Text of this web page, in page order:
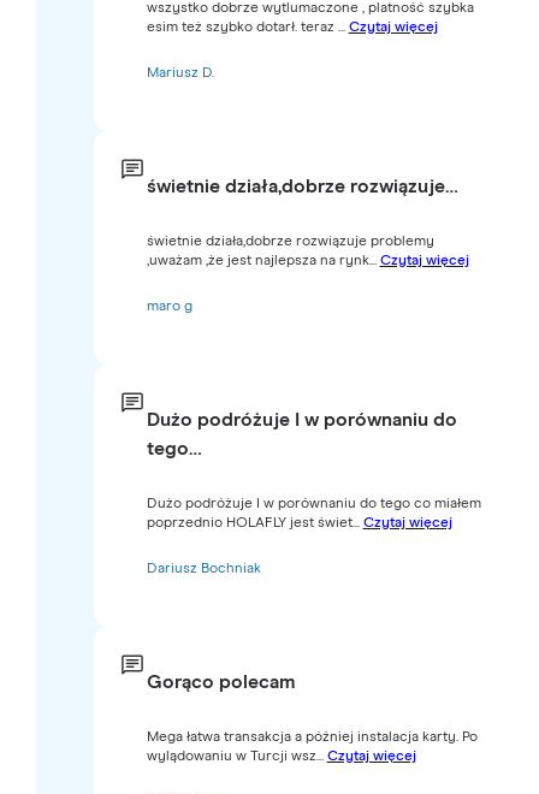
wszystko dobrze wytlumaczone , platność szybka
esim też szybko dotarł. teraz ... Czytaj więcej
Mariusz D.
świetnie działa,dobrze rozwiązuje…
świetnie działa,dobrze rozwiązuje problemy
,uważam ,że jest najlepsza na rynk... Czytaj więcej
maro g
Dużo podróżuje I w porównaniu do
tego…
Dużo podróżuje I w porównaniu do tego co miałem
poprzednio HOLAFLY jest świet... Czytaj więcej
Dariusz Bochniak
Gorąco polecam
Mega łatwa transakcja a później instalacja karty. Po
wylądowaniu w Turcji wsz... Czytaj więcej